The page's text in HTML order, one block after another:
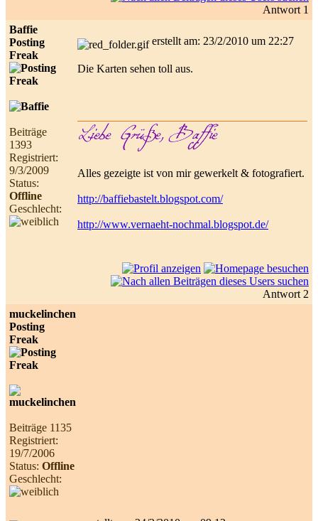
Antwort 1
Baffie
Posting
Freak
Beiträge
1393
Registriert:
9/3/2009
Status:
Offline
Geschlecht:
erstellt am: 23/2/2010 um 22:27
Die Karten sehen toll aus.
Alles gezeigte ist von mir gewerkelt & fotografiert.
http://baffiebastelt.blogspot.com/
http://www.vernaeht-nochmal.blogspot.de/
Antwort 2
muckelinchen
Posting
Freak
Beiträge 1135
Registriert:
19/7/2006
Status: Offline
Geschlecht: